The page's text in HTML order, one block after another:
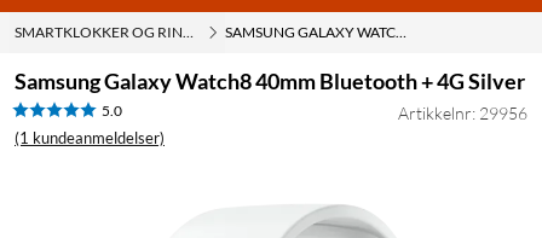
SMARTKLOKKER OG RINGER SAMSUNG GALAXY WATCH8 40MM BLUETOOTH + 4G SILVER
Samsung Galaxy Watch8 40mm Bluetooth + 4G Silver
5.0
(1 kundeanmeldelser)
Artikkelnr: 29956